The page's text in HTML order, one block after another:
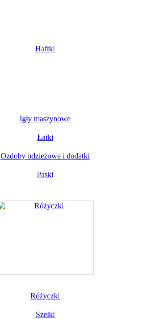
Haftki
Igły maszynowe
Łatki
Ozdoby odzieżowe i dodatki
Paski
Różyczki
Szelki